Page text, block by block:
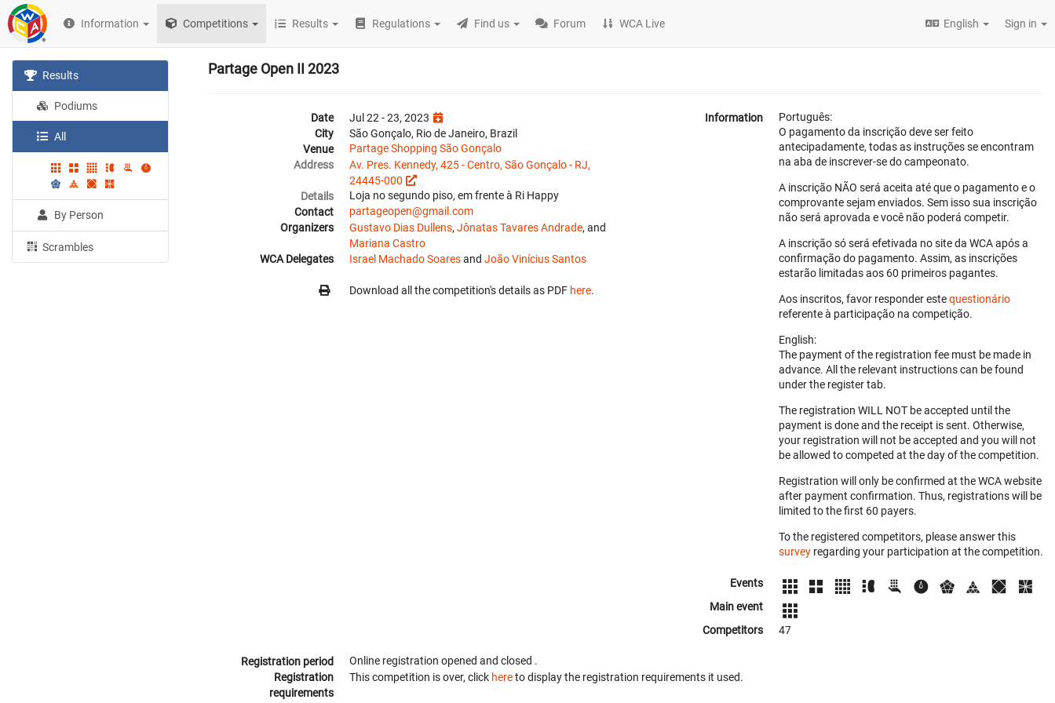
Information Competitions Results Regulations Find us Forum WCA Live English Sign in
Results
Podiums
All
By Person
Scrambles
Partage Open II 2023
Date
Jul 22 - 23, 2023
City
São Gonçalo, Rio de Janeiro, Brazil
Venue
Partage Shopping São Gonçalo
Address
Av. Pres. Kennedy, 425 - Centro, São Gonçalo - RJ,
24445-000
Details
Loja no segundo piso, em frente à Ri Happy
Contact
partageopen@gmail.com
Organizers
Gustavo Dias Dullens, Jônatas Tavares Andrade, and
Mariana Castro
WCA Delegates
Israel Machado Soaresand João Vinícius Santos
Download all the competition's details as PDF here.
Information
Português:
O pagamento da inscrição deve ser feito
antecipadamente, todas as instruções se encontram
na aba de inscrever-se do campeonato.
A inscrição NÃO será aceita até que o pagamento e o
comprovante sejam enviados. Sem isso sua inscrição
não será aprovada e você não poderá competir.
A inscrição só será efetivada no site da WCA após a
confirmação do pagamento. Assim, as inscrições
estarão limitadas aos 60 primeiros pagantes.
Aos inscritos, favor responder estequestionário
referente à participação na competição.
English:
The payment of the registration fee must be made in
advance. All the relevant instructions can be found
under the register tab.
The registration WILL NOT be accepted until the
payment is done and the receipt is sent. Otherwise,
your registration will not be accepted and you will not
be allowed to competed at the day of the competition.
Registration will only be confirmed at the WCA website
after payment confirmation. Thus, registrations will be
limited to the first 60 payers.
To the registered competitors, please answer this
survey regarding your participation at the competition.
Events
Main event
Competitors
47
Registration period Online registration opened and closed .
Registration
requirements
This competition is over, click hereto display the registration requirements it used.